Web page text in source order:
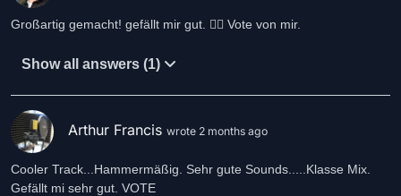
Großartig gemacht! gefällt mir gut. 👍🏻 Vote von mir.
Show all answers (1)
Arthur Francis wrote 2 months ago
Cooler Track...Hammermäßig. Sehr gute Sounds.....Klasse Mix.
Gefällt mi sehr gut. VOTE